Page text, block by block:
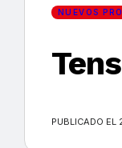
MERCADOS
NUEVOS
PUBLICADO EL